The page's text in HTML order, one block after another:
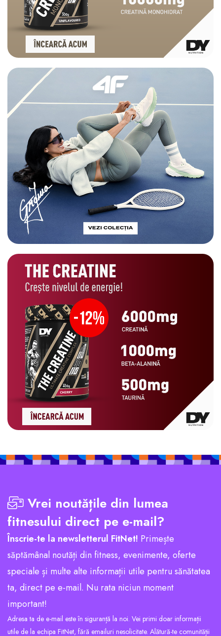
Vrei noutățile din lumea
fitnesului direct pe e-mail?
Înscrie-te la newsletterul FitNet! Primește
săptămânal noutăți din fitness, evenimente, oferte
speciale și multe alte informații utile pentru sănătatea
ta, direct pe e-mail. Nu rata niciun moment
important!
Adresa ta de e-mail este în siguranță la noi. Vei primi doar informații
utile de la echipa FitNet, fără emailuri nesolicitate. Alătură-te comunității